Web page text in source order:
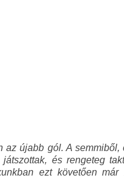
újabb gól. A
és rengeteg
ezt követően